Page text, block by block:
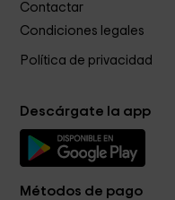
Contactar
Condiciones legales
Política de privacidad
Descárgate la app
Métodos de pago